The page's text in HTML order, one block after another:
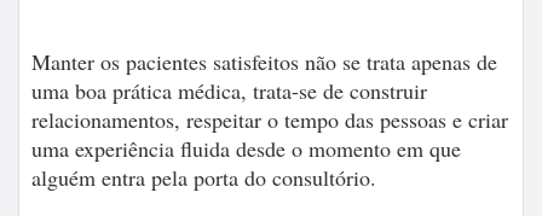
Manter os pacientes satisfeitos não se trata apenas de
uma boa prática médica, trata-se de construir
relacionamentos, respeitar o tempo das pessoas e criar
uma experiência fluida desde o momento em que
alguém entra pela porta do consultório.